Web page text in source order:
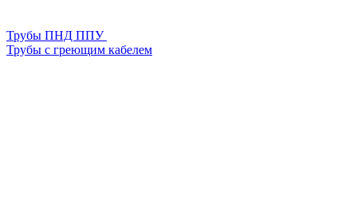
Трубы ПНД ППУ
Трубы с греющим кабелем